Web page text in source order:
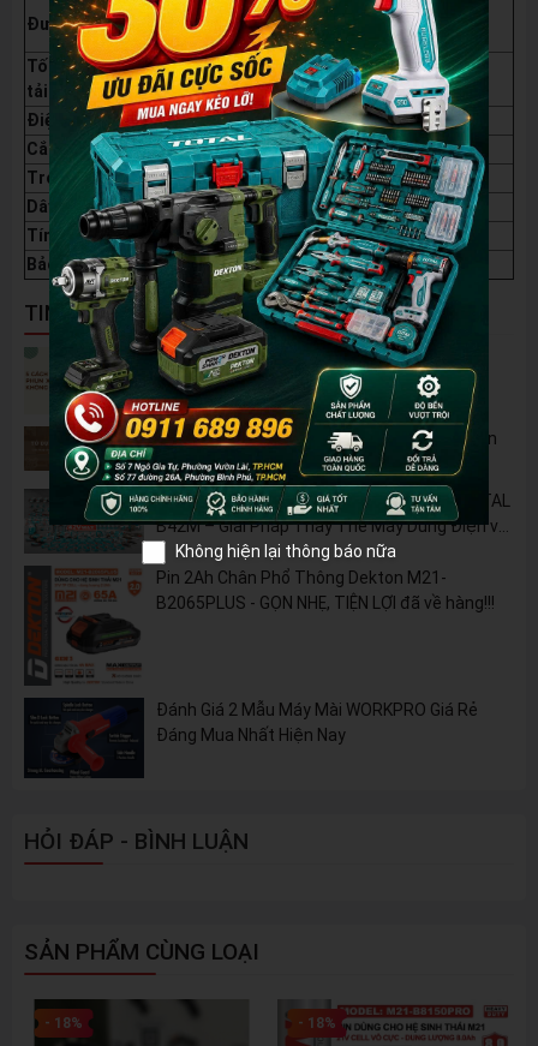
Đường kính lưỡi
305mm (Tặng kèm 1 lưỡi cắt nhôm 120
răng)
Tốc độ không
tải
4500 vòng/phút
Điện áp
220V - 50Hz
Cắt nghiêng
0 - 45° (Bên trái)
Trọng lượng
25.3 kg (Nguyên thùng)
Dây điện
3 mét
Tính năng hỗ trợ
Đèn Laser soi mạch cắt
Bảo hành
06 tháng
TIN NỔI BẬT
5 Cách Tận Dụng Máy Phun Xịt Áp Lực Cao
Không Chỉ Để Rửa Xe
Tủ Dụng Cụ CSPS: Giải Pháp Sắp Xếp Chuyên
Nghiệp Cho Mọi Xưởng Cơ Khí
🔋 Đột Phá Công Nghệ: Pin Lithium 42V TOTAL
B42M – Giải Pháp Thay Thế Máy Dùng Điện và
Nhiên Liệu
Pin 2Ah Chân Phổ Thông Dekton M21-
B2065PLUS - GỌN NHẸ, TIỆN LỢI đã về hàng!!!
Đánh Giá 2 Mẫu Máy Mài WORKPRO Giá Rẻ
Đáng Mua Nhất Hiện Nay
HỎI ĐÁP - BÌNH LUẬN
SẢN PHẨM CÙNG LOẠI
- 18% - 18%
Không hiện lại thông báo nữa